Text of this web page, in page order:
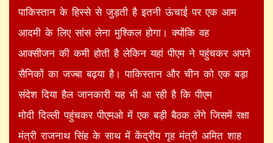
पाकिस्तान के हिस्से से जुड़ती है इतनी ऊंचाई पर एक आम
आदमी के लिए सांस लेना मुश्किल होगा। क्योंकि वह
आक्सीजन की कमी होती है लेकिन यहां पीएम ने पहुंचकर अपने
सैनिकों का जज्बा बढ़या है। पाकिस्तान और चीन को एक बड़ा
संदेश दिया हैल जानकारी यह भी आ रही है कि पीएम
मोदी दिल्ली पहुंचकर पीएमओ में एक बड़ी बैठक लेंगे जिसमें रक्षा
मंत्री राजनाथ सिंह के साथ में केंद्रीय गृह मंत्री अमित शाह